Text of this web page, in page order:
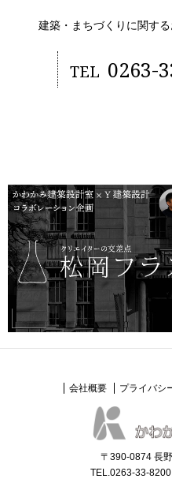
建築・まちづくりに関す
TEL 0263-
会社概要 プライバシ
〒390-0874 長
TEL.0263-33-